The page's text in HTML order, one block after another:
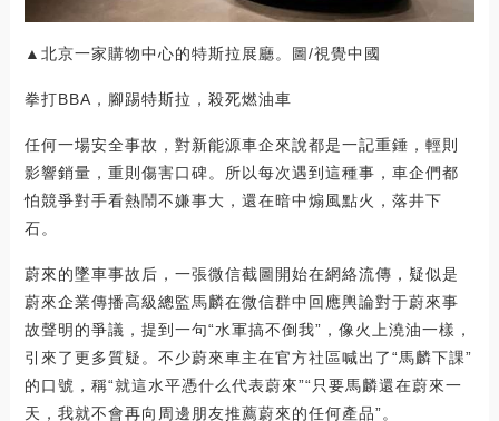
▲北京一家購物中心的特斯拉展廳。圖/視覺中國
拳打BBA，腳踢特斯拉，殺死燃油車
任何一場安全事故，對新能源車企來說都是一記重錘，輕則
影響銷量，重則傷害口碑。所以每次遇到這種事，車企們都
怕競爭對手看熱鬧不嫌事大，還在暗中煽風點火，落井下
石。
蔚來的墜車事故后，一張微信截圖開始在網絡流傳，疑似是
蔚來企業傳播高級總監馬麟在微信群中回應輿論對于蔚來事
故聲明的爭議，提到一句“水軍搞不倒我”，像火上澆油一樣，
引來了更多質疑。不少蔚來車主在官方社區喊出了“馬麟下課”
的口號，稱“就這水平憑什么代表蔚來”“只要馬麟還在蔚來一
天，我就不會再向周邊朋友推薦蔚來的任何產品”。